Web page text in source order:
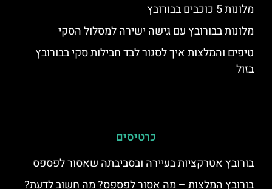
מלונות 5 כוכבים בבורובץ
מלונות בבורובץ עם גישה ישירה למסלול הסקי
טיפים והמלצות איך לסגור לבד חבילות סקי בבורובץ
בזול
כרטיסים
בורובץ אטרקציות בעיירה ובסביבתה שאסור לפספס
בורובץ המלצות – מה אסור לפספס? מה חשוב לדעת?